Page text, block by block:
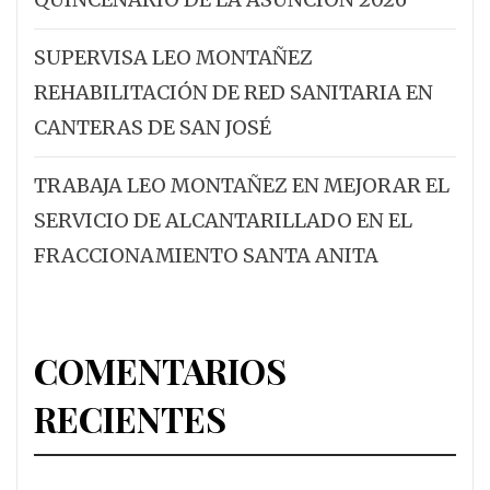
SUPERVISA LEO MONTAÑEZ
REHABILITACIÓN DE RED SANITARIA EN
CANTERAS DE SAN JOSÉ
TRABAJA LEO MONTAÑEZ EN MEJORAR EL
SERVICIO DE ALCANTARILLADO EN EL
FRACCIONAMIENTO SANTA ANITA
COMENTARIOS
RECIENTES